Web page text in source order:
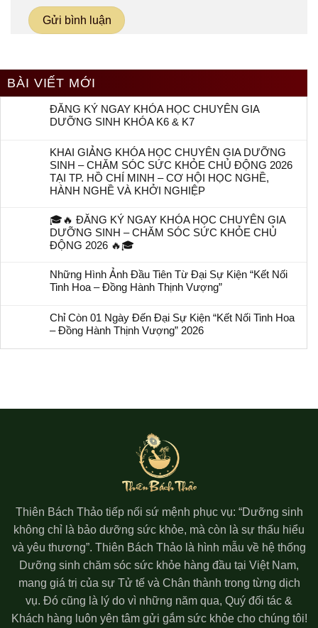
BÀI VIẾT MỚI
ĐĂNG KÝ NGAY KHÓA HỌC CHUYÊN GIA
DƯỠNG SINH KHÓA K6 & K7
KHAI GIẢNG KHÓA HỌC CHUYÊN GIA DƯỠNG
SINH – CHĂM SÓC SỨC KHỎE CHỦ ĐỘNG 2026
TẠI TP. HỒ CHÍ MINH – CƠ HỘI HỌC NGHỀ,
HÀNH NGHỀ VÀ KHỞI NGHIỆP
🎓🔥 ĐĂNG KÝ NGAY KHÓA HỌC CHUYÊN GIA
DƯỠNG SINH – CHĂM SÓC SỨC KHỎE CHỦ
ĐỘNG 2026 🔥🎓
Những Hình Ảnh Đầu Tiên Từ Đại Sự Kiện “Kết Nối
Tinh Hoa – Đồng Hành Thịnh Vượng”
Chỉ Còn 01 Ngày Đến Đại Sự Kiện “Kết Nối Tinh Hoa
– Đồng Hành Thịnh Vượng” 2026
Thiên Bách Thảo tiếp nối sứ mệnh phục vụ: “Dưỡng sinh
không chỉ là bảo dưỡng sức khỏe, mà còn là sự thấu hiểu
và yêu thương”. Thiên Bách Thảo là hình mẫu về hệ thống
Dưỡng sinh chăm sóc sức khỏe hàng đầu tại Việt Nam,
mang giá trị của sự Tử tế và Chân thành trong từng dịch
vụ. Đó cũng là lý do vì những năm qua, Quý đối tác &
Khách hàng luôn yên tâm gửi gắm sức khỏe cho chúng tôi!